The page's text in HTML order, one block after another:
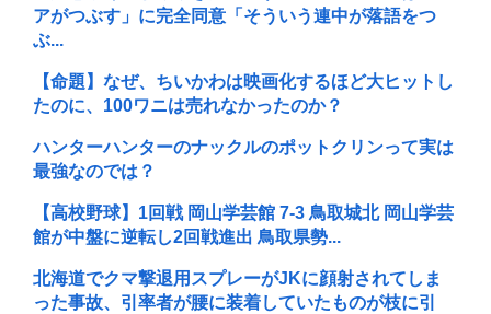
アがつぶす」に完全同意「そういう連中が落語をつ
ぶ...
【命題】なぜ、ちいかわは映画化するほど大ヒットし
たのに、100ワニは売れなかったのか？
ハンターハンターのナックルのポットクリンって実は
最強なのでは？
【高校野球】1回戦 岡山学芸館 7-3 鳥取城北 岡山学芸
館が中盤に逆転し2回戦進出 鳥取県勢...
北海道でクマ撃退用スプレーがJKに顔射されてしま
った事故、引率者が腰に装着していたものが枝に引